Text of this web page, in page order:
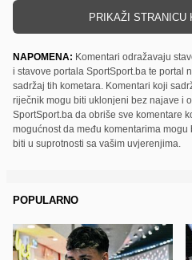
PRIKAŽI STRANICU
NAPOMENA: Komentari odražavaju
i stavove portala SportSport.ba te portal
sadržaj tih kometara. Komentari koji
riječnik mogu biti uklonjeni bez najave i
SportSport.ba da obriše sve komentare
mogućnost da među komentarima
biti u suprotnosti sa vašim uvjerenjima.
POPULARNO